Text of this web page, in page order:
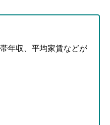
年収、平均家賃などが